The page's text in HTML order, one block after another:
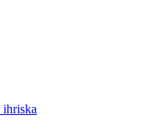
ihriska